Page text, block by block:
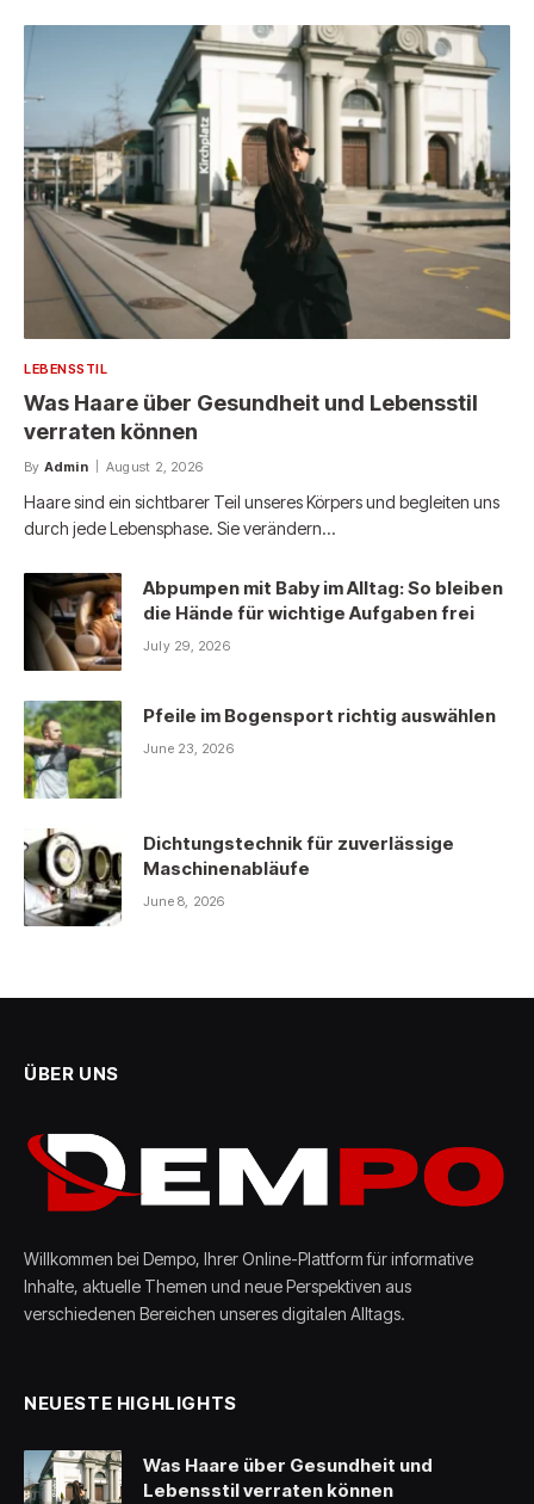
LEBENSSTIL
Was Haare über Gesundheit und Lebensstil
verraten können
By Admin August 2, 2026
Haare sind ein sichtbarer Teil unseres Körpers und begleiten uns
durch jede Lebensphase. Sie verändern…
Abpumpen mit Baby im Alltag: So bleiben
die Hände für wichtige Aufgaben frei
July 29, 2026
Pfeile im Bogensport richtig auswählen
June 23, 2026
Dichtungstechnik für zuverlässige
Maschinenabläufe
June 8, 2026
ÜBER UNS
Willkommen bei Dempo, Ihrer Online-Plattform für informative
Inhalte, aktuelle Themen und neue Perspektiven aus
verschiedenen Bereichen unseres digitalen Alltags.
NEUESTE HIGHLIGHTS
Was Haare über Gesundheit und
Lebensstil verraten können